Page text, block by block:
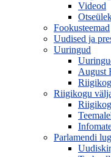
Videod
Fookusteemad
Uudised ja
Uuringud
August
Riigikogu
Parlamendi